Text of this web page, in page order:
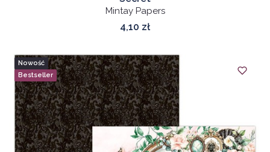
Mintay Papers
Cena
4,10 zł
Bestseller
Nowość